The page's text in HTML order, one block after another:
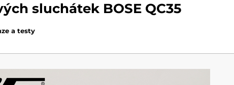
sluchátek BOSE QC35
a testy